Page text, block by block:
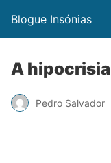
Blogue Insónias
A
Pedro Salvador